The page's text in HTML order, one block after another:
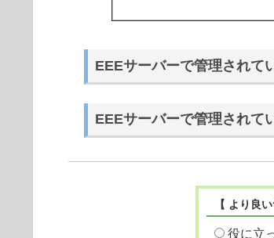
EEEサーバーで管理されて
EEEサーバーで管理されて
【 より良
役に立